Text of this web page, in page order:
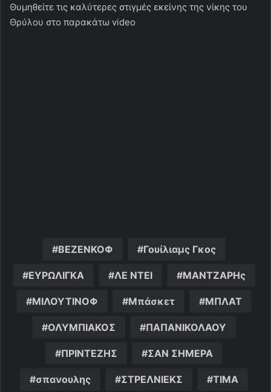
Θυμηθείτε τις καλύτερες στιγμές εκείνης της νίκης του
Θρύλου στο παρακάτω video
ΒΕΖΕΝΚΟΦ Γουίλιαμς Γκος
ΕΥΡΩΛΙΓΚΑ ΛΕ ΝΤΕΙ ΜΑΝΤΖΑΡΗς
ΜΙΛΟΥΤΙΝΟΦ Μπάσκετ ΜΠΛΑΤ
ΟΛΥΜΠΙΑΚΟΣ ΠΑΠΑΝΙΚΟΛΑΟΥ
ΠΡΙΝΤΕΖΗΣ ΣΑΝ ΣΗΜΕΡΑ
σπανουλης ΣΤΡΕΛΝΙΕΚΣ ΤΙΜΑ